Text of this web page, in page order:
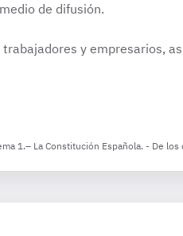
de difusión.
y empresarios,
1.– La Constitución Española. - De